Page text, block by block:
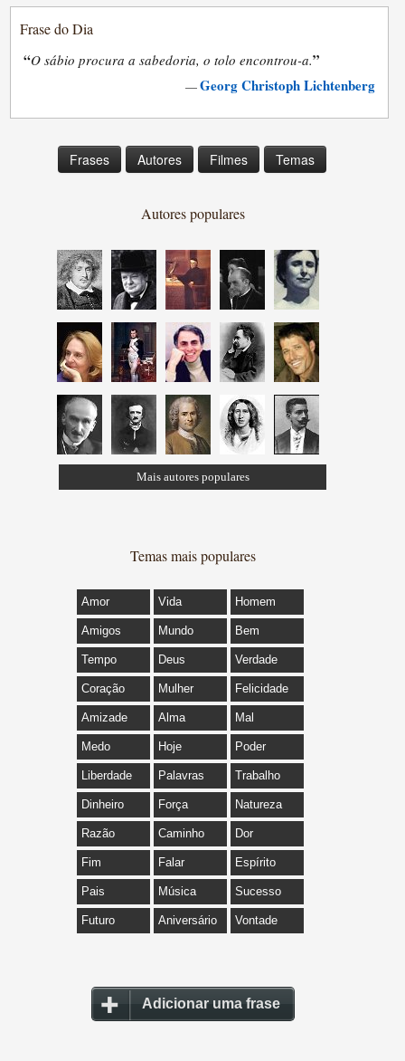
Frase do Dia
“O sábio procura a sabedoria, o tolo encontrou-a.”
—Georg Christoph Lichtenberg
Frases Autores Filmes Temas
Autores populares
Mais autores populares
Temas mais populares
Amor Vida Homem
Amigos Mundo Bem
Tempo Deus Verdade
Coração Mulher Felicidade
Amizade Alma Mal
Medo Hoje Poder
Liberdade Palavras Trabalho
Dinheiro Força Natureza
Razão Caminho Dor
Fim Falar Espírito
Pais Música Sucesso
Futuro Aniversário Vontade
Adicionar uma frase